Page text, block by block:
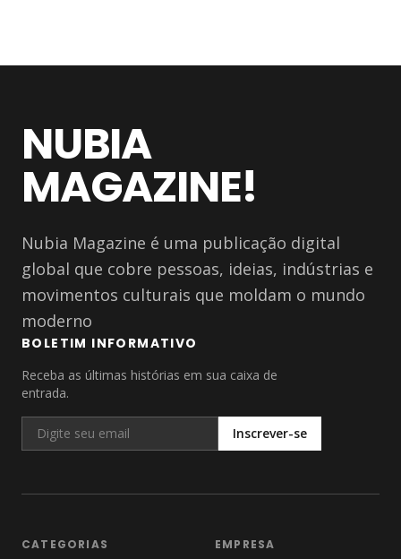
NUBIA
MAGAZINE!
Nubia Magazine é uma publicação digital
global que cobre pessoas, ideias, indústrias e
movimentos culturais que moldam o mundo
moderno
BOLETIM INFORMATIVO
Receba as últimas histórias em sua caixa de
entrada.
Inscrever-se
CATEGORIAS EMPRESA